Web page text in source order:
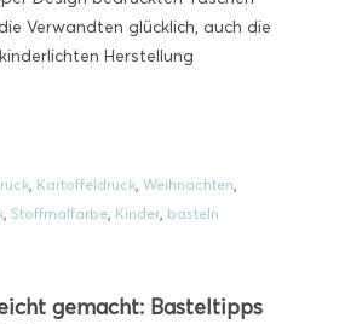
Verwandten glücklich, auch die
Herstellung
, Kartoffeldruck, Weihnachten,
, Stoffmalfarbe, Kinder, basteln
gemacht: Basteltipps